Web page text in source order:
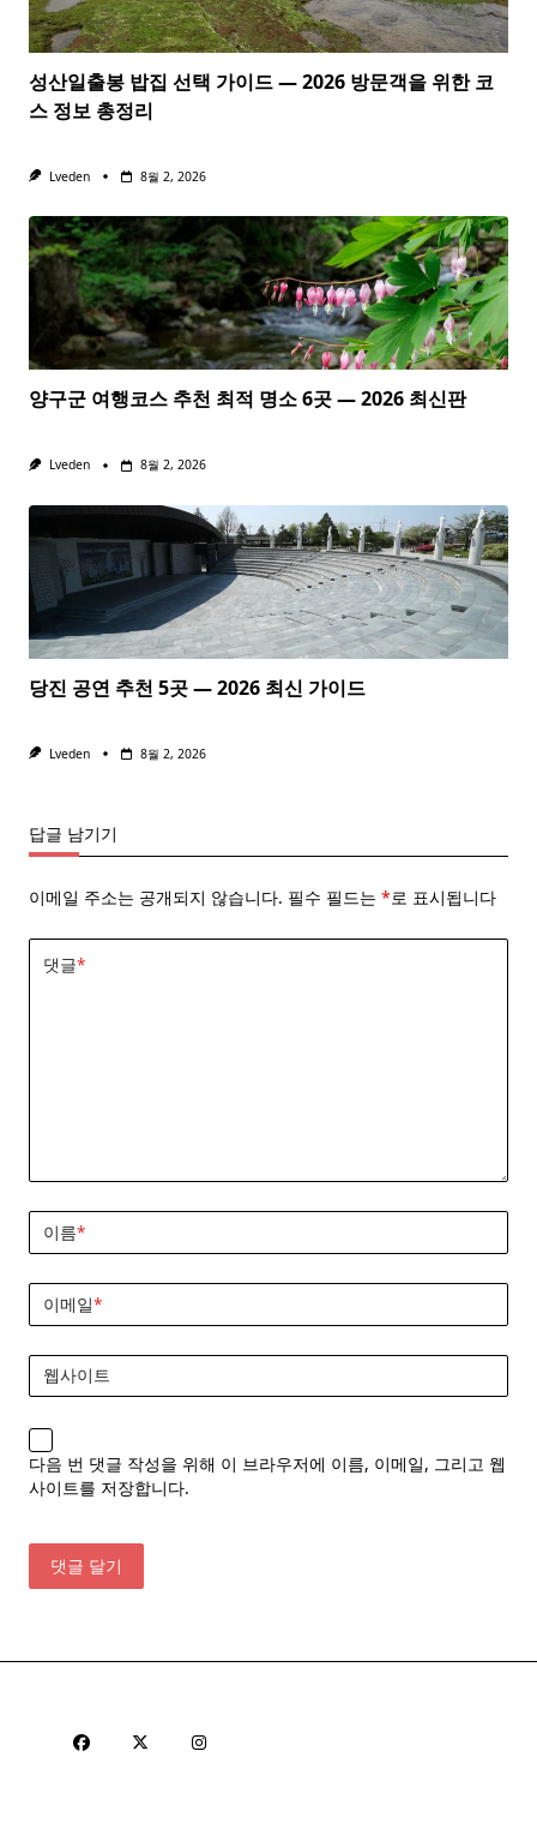
성산일출봉 밥집 선택 가이드 — 2026 방문객을 위한 코
스 정보 총정리
Lveden 8월 2, 2026
양구군 여행코스 추천 최적 명소 6곳 — 2026 최신판
Lveden 8월 2, 2026
당진 공연 추천 5곳 — 2026 최신 가이드
Lveden 8월 2, 2026
답글 남기기
이메일 주소는 공개되지 않습니다. 필수 필드는 *로 표시됩니다
댓글*
이름*
이메일*
웹사이트
다음 번 댓글 작성을 위해 이 브라우저에 이름, 이메일, 그리고 웹
사이트를 저장합니다.